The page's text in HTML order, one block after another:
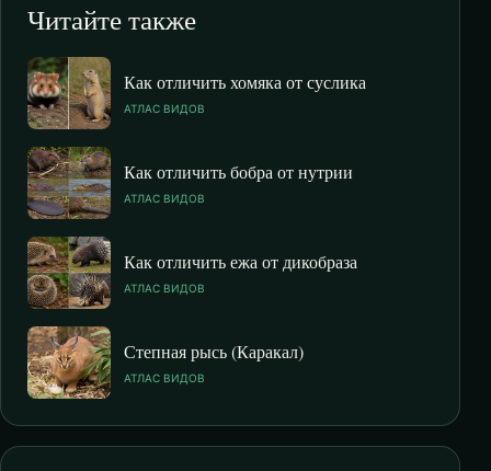
Читайте также
Как отличить хомяка от суслика
АТЛАС ВИДОВ
Как отличить бобра от нутрии
АТЛАС ВИДОВ
Как отличить ежа от дикобраза
АТЛАС ВИДОВ
Степная рысь (Каракал)
АТЛАС ВИДОВ